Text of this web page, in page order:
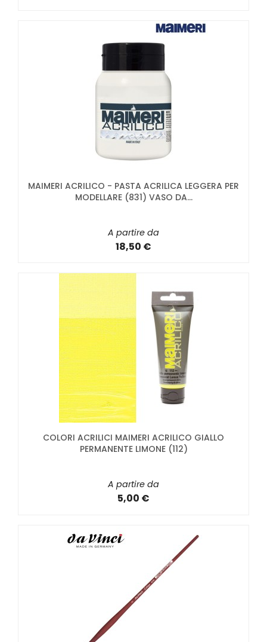
MAIMERI ACRILICO - PASTA ACRILICA LEGGERA PER
MODELLARE (831) VASO DA...
A partire da
18,50 €
COLORI ACRILICI MAIMERI ACRILICO GIALLO
PERMANENTE LIMONE (112)
A partire da
5,00 €